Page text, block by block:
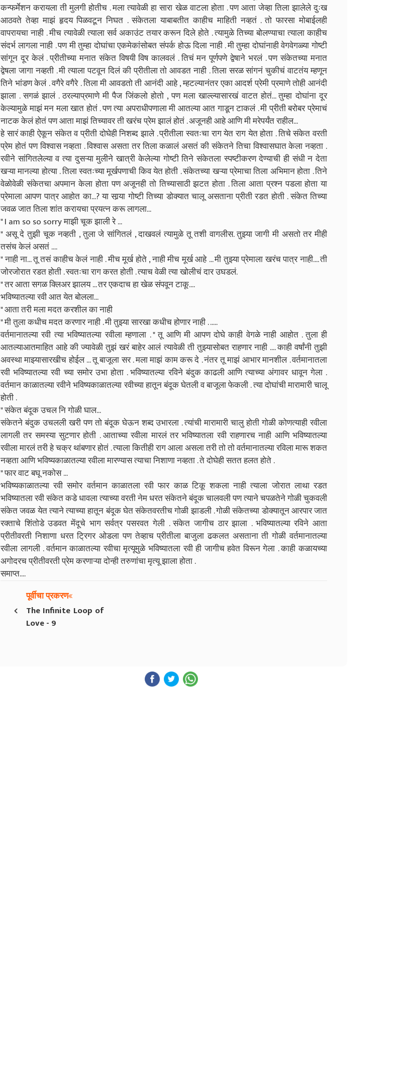
कन्फर्मेशन करायला ती मुलगी होतीच . मला त्यावेळी हा सारा खेळ वाटला होता . पण आता जेव्हा तिला झालेले दुःख
आठवते तेव्हा माझं हृदय पिळवटून निघत . संकेतला याबाबतीत काहीच माहिती नव्हतं . तो फारसा मोबाईलही
वापरायचा नाही . मीच त्यावेळी त्याला सर्व अकाउंट तयार करून दिले होते . त्यामुळे तिच्या बोलण्याचा त्याला काहीच
संदर्भ लागला नाही . पण मी तुम्हा दोघांचा एकमेकांसोबत संपर्क होऊ दिला नाही . मी तुम्हा दोघांनाही वेगवेगळ्या गोष्टी
सांगून दूर केलं . प्रीतीच्या मनात संकेत विषयी विष कालवलं . तिचं मन पूर्णपणे द्वेषाने भरलं . पण संकेतच्या मनात
द्वेषला जागा नव्हती . मी त्याला पटवून दिलं की प्रीतीला तो आवडत नाही . तिला सरळ सांगनं चुकीचं वाटतंय म्हणून
तिने भांडण केलं . वगैरे वगैरे . तिला मी आवडतो ती आनंदी आहे , म्हटल्यानंतर एका आदर्श प्रेमी प्रमाणे तोही आनंदी
झाला . सगळं झालं . ठरल्याप्रमाणे मी पैज जिंकलो होतो , पण मला खाल्ल्यासारखं वाटत होतं... तुम्हा दोघांना दूर
केल्यामुळे माझं मन मला खात होतं . पण त्या अपराधीपणाला मी आतल्या आत गाडून टाकलं . मी प्रीती बरोबर प्रेमाचं
नाटक केलं होतं पण आता माझं तिच्यावर ती खरंच प्रेम झालं होतं . अजूनही आहे आणि मी मरेपर्यंत राहील...
हे सारं काही ऐकून संकेत व प्रीती दोघेही निशब्द झाले . प्रीतीला स्वतःचा राग येत राग येत होता . तिचे संकेत वरती
प्रेम होतं पण विश्वास नव्हता . विश्वास असता तर तिला कळालं असतं की संकेतने तिचा विश्वासघात केला नव्हता .
रवीने सांगितलेल्या व त्या दुसऱ्या मुलीने खात्री केलेल्या गोष्टी तिने संकेतला स्पष्टीकरण देण्याची ही संधी न देता
खऱ्या मानल्या होत्या . तिला स्वतःच्या मूर्खपणाची किव येत होती . संकेतच्या खऱ्या प्रेमाचा तिला अभिमान होता . तिने
वेळोवेळी संकेतचा अपमान केला होता पण अजूनही तो तिच्यासाठी झटत होता . तिला आता प्रश्न पडला होता या
प्रेमाला आपण पात्र आहोत का...? या सार्‍या गोष्टी तिच्या डोक्यात चालू असताना प्रीती रडत होती . संकेत तिच्या
जवळ जात तिला शांत करायचा प्रयत्न करू लागला...
" I am so so sorry माझी चूक झाली रे ...
" असू दे तुझी चूक नव्हती , तुला जे सांगितलं , दाखवलं त्यामुळे तू तशी वागलीस. तुझ्या जागी मी असतो तर मीही
तसंच केलं असतं ....
" नाही ना... तू तसं काहीच केलं नाही . मीच मूर्ख होते , नाही मीच मूर्ख आहे ... मी तुझ्या प्रेमाला खरंच पात्र नाही.... ती
जोरजोरात रडत होती . स्वतःचा राग करत होती . त्याच वेळी त्या खोलीचं दार उघडलं.
" तर आता सगळ क्लिअर झालय ... तर एकदाच हा खेळ संपवून टाकू....
भविष्यातल्या रवी आत येत बोलला...
" आता तरी मला मदत करशील का नाही
" मी तुला कधीच मदत करणार नाही . मी तुझ्या सारखा कधीच होणार नाही . .....
वर्तमानातल्या रवी त्या भविष्यातल्या रवीला म्हणाला . " तू आणि मी आपण दोघे काही वेगळे नाही आहोत . तुला ही
आतल्याआतमाहित आहे की ज्यावेळी तुझं खरं बाहेर आलं त्यावेळी ती तुझ्यासोबत राहणार नाही .... काही वर्षांनी तुझी
अवस्था माझ्यासारखीच होईल ... तू बाजूला सर . मला माझं काम करू दे . नंतर तू माझं आभार मानशील . वर्तमानातला
रवी भविष्यातल्या रवी च्या समोर उभा होता . भविष्यातल्या रविने बंदुक काढली आणि त्याच्या अंगावर धावून गेला .
वर्तमान काळातल्या रवीने भविष्यकाळातल्या रवीच्या हातून बंदूक घेतली व बाजूला फेकली . त्या दोघांची मारामारी चालू
होती .
" संकेत बंदूक उचल नि गोळी घाल...
संकेतने बंदुक उचलली खरी पण तो बंदूक घेऊन शब्द उभारला . त्यांची मारामारी चालु होती गोळी कोणत्याही रवीला
लागली तर समस्या सुटणार होती . आताच्या रवीला मारलं तर भविष्यातला रवी राहणारच नाही आणि भविष्यातल्या
रवीला मारलं तरी हे चक्र थांबणार होतं . त्याला कितीही राग आला असला तरी तो तो वर्तमानातल्या रविला मारू शकत
नव्हता आणि भविष्यकाळातल्या रवीला मारण्यास त्याचा निशाणा नव्हता . ते दोघेही सतत हलत होते .
" फार वाट बघू नकोस ...
भविष्यकाळातल्या रवी समोर वर्तमान काळातला रवी फार काळ टिकू शकला नाही त्याला जोरात लाथा रडत
भविष्यातला रवी संकेत कडे धावला त्याच्या वरती नेम धरत संकेतने बंदूक चालवली पण त्याने चपळतेने गोळी चुकवली
संकेत जवळ येत त्याने त्याच्या हातून बंदूक घेत संकेतवरतीच गोळी झाडली . गोळी संकेतच्या डोक्यातून आरपार जात
रक्ताचे शिंतोडे उडवत मेंदूचे भाग सर्वत्र पसरवत गेली . संकेत जागीच ठार झाला . भविष्यातल्या रविने आता
प्रीतीवरती निशाणा धरत ट्रिगर ओडला पण तेव्हाच प्रीतीला बाजुला ढकलत असताना ती गोळी वर्तमानातल्या
रवीला लागली . वर्तमान काळातल्या रवीचा मृत्यूमुळे भविष्यातला रवी ही जागीच हवेत विरून गेला . काही कळायच्या
अगोदरच प्रीतीवरती प्रेम करणाऱ्या दोन्ही तरुणांचा मृत्यू झाला होता .
समाप्त....
‹
पूर्वीचा प्रकरण
The Infinite Loop of
Love - 9